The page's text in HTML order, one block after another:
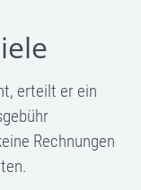
erteilt er ein
Rechnungen